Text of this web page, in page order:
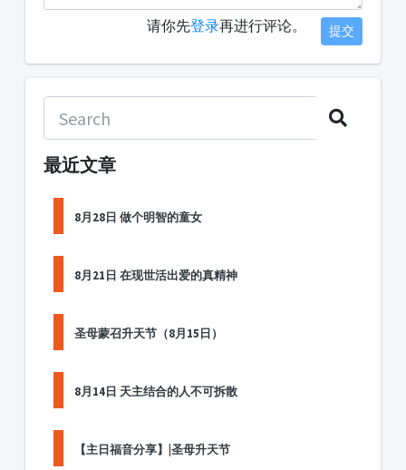
请你先登录再进行评论。 提交
最近文章
8月28日 做个明智的童女
8月21日 在现世活出爱的真精神
圣母蒙召升天节（8月15日）
8月14日 天主结合的人不可拆散
【主日福音分享】|圣母升天节